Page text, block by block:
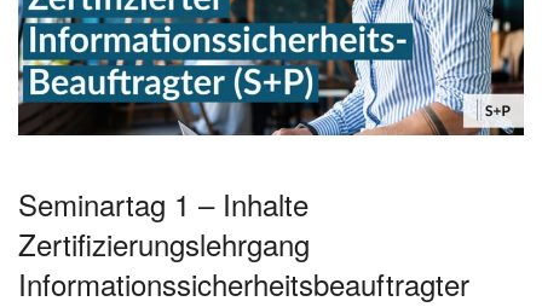
Seminartag 1 – Inhalte
Zertifizierungslehrgang
Informationssicherheitsbeauftragter